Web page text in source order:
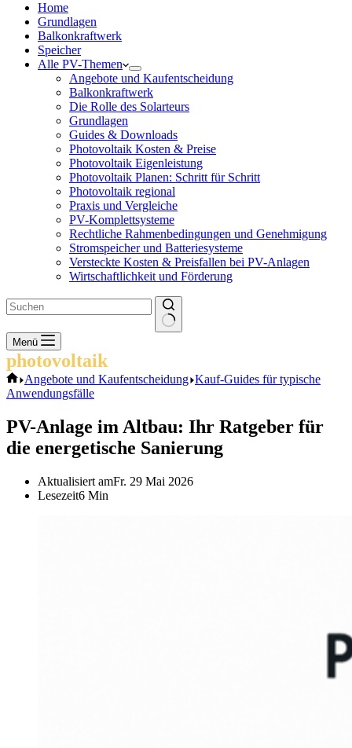
Home
Grundlagen
Balkonkraftwerk
Speicher
Alle PV-Themen
Angebote und Kaufentscheidung
Balkonkraftwerk
Die Rolle des Solarteurs
Grundlagen
Guides & Downloads
Photovoltaik Kosten & Preise
Photovoltaik Eigenleistung
Photovoltaik Planen: Schritt für Schritt
Photovoltaik regional
Praxis und Vergleiche
PV-Komplettsysteme
Rechtliche Rahmenbedingungen und Genehmigung
Stromspeicher und Batteriesysteme
Versteckte Kosten & Preisfallen bei PV-Anlagen
Wirtschaftlichkeit und Förderung
Keine
Ergebnisse
Menü
photovoltaik
Start
Angebote und Kaufentscheidung Kauf-Guides für typische
Anwendungsfälle
PV-Anlage im Altbau: Ihr Ratgeber für
die energetische Sanierung
Aktualisiert amFr. 29 Mai 2026
Lesezeit6 Min